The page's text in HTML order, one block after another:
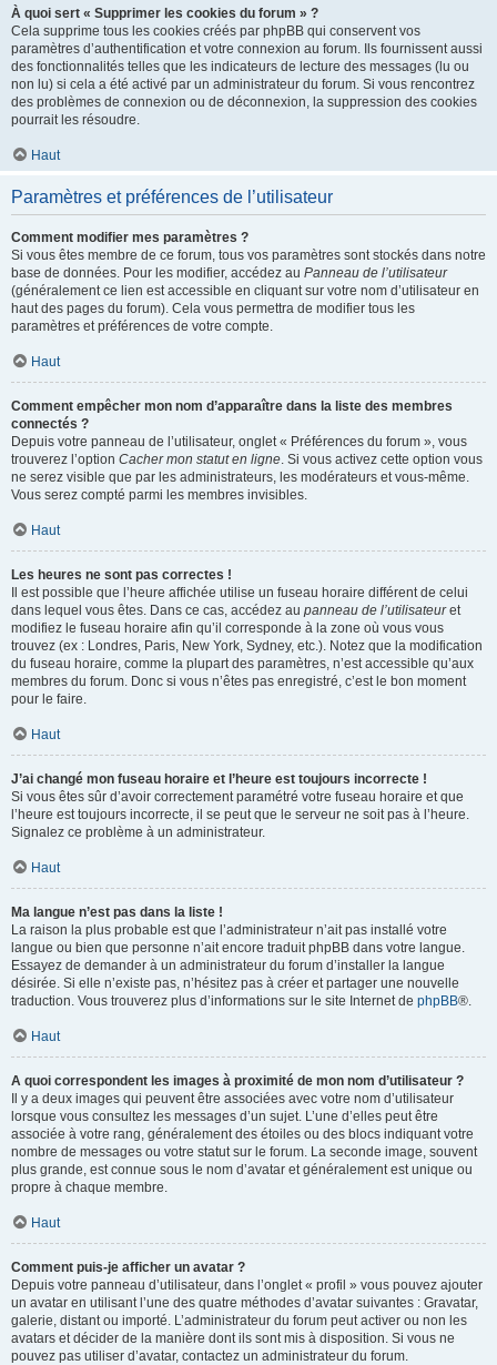
À quoi sert « Supprimer les cookies du forum » ?
Cela supprime tous les cookies créés par phpBB qui conservent vos
paramètres d’authentification et votre connexion au forum. Ils fournissent aussi
des fonctionnalités telles que les indicateurs de lecture des messages (lu ou
non lu) si cela a été activé par un administrateur du forum. Si vous rencontrez
des problèmes de connexion ou de déconnexion, la suppression des cookies
pourrait les résoudre.
Haut
Paramètres et préférences de l’utilisateur
Comment modifier mes paramètres ?
Si vous êtes membre de ce forum, tous vos paramètres sont stockés dans notre
base de données. Pour les modifier, accédez au Panneau de l’utilisateur
(généralement ce lien est accessible en cliquant sur votre nom d’utilisateur en
haut des pages du forum). Cela vous permettra de modifier tous les
paramètres et préférences de votre compte.
Haut
Comment empêcher mon nom d’apparaître dans la liste des membres
connectés ?
Depuis votre panneau de l’utilisateur, onglet « Préférences du forum », vous
trouverez l’option Cacher mon statut en ligne. Si vous activez cette option vous
ne serez visible que par les administrateurs, les modérateurs et vous-même.
Vous serez compté parmi les membres invisibles.
Haut
Les heures ne sont pas correctes !
Il est possible que l’heure affichée utilise un fuseau horaire différent de celui
dans lequel vous êtes. Dans ce cas, accédez au panneau de l’utilisateuret
modifiez le fuseau horaire afin qu’il corresponde à la zone où vous vous
trouvez (ex : Londres, Paris, New York, Sydney, etc.). Notez que la modification
du fuseau horaire, comme la plupart des paramètres, n’est accessible qu’aux
membres du forum. Donc si vous n’êtes pas enregistré, c’est le bon moment
pour le faire.
Haut
J’ai changé mon fuseau horaire et l’heure est toujours incorrecte !
Si vous êtes sûr d’avoir correctement paramétré votre fuseau horaire et que
l’heure est toujours incorrecte, il se peut que le serveur ne soit pas à l’heure.
Signalez ce problème à un administrateur.
Haut
Ma langue n’est pas dans la liste !
La raison la plus probable est que l’administrateur n’ait pas installé votre
langue ou bien que personne n’ait encore traduit phpBB dans votre langue.
Essayez de demander à un administrateur du forum d’installer la langue
désirée. Si elle n’existe pas, n’hésitez pas à créer et partager une nouvelle
traduction. Vous trouverez plus d’informations sur le site Internet de phpBB®.
Haut
A quoi correspondent les images à proximité de mon nom d’utilisateur ?
Il y a deux images qui peuvent être associées avec votre nom d’utilisateur
lorsque vous consultez les messages d’un sujet. L’une d’elles peut être
associée à votre rang, généralement des étoiles ou des blocs indiquant votre
nombre de messages ou votre statut sur le forum. La seconde image, souvent
plus grande, est connue sous le nom d’avatar et généralement est unique ou
propre à chaque membre.
Haut
Comment puis-je afficher un avatar ?
Depuis votre panneau d’utilisateur, dans l’onglet « profil » vous pouvez ajouter
un avatar en utilisant l’une des quatre méthodes d’avatar suivantes : Gravatar,
galerie, distant ou importé. L’administrateur du forum peut activer ou non les
avatars et décider de la manière dont ils sont mis à disposition. Si vous ne
pouvez pas utiliser d’avatar, contactez un administrateur du forum.